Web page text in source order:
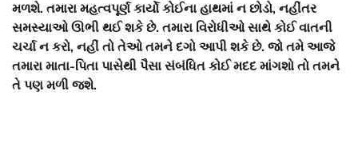
મળશે. તમારા મહત્વપૂર્ણ કાર્યો કોઈના હાથમાં ન છોડો, નહીંતર
સમસ્યાઓ ઊભી થઈ શકે છે. તમારા વિરોધીઓ સાથે કોઈ વાતની
ચર્ચા ન કરો, નહીં તો તેઓ તમને દગો આપી શકે છે. જો તમે આજે
તમારા માતા-પિતા પાસેથી પૈસા સંબંધિત કોઈ મદદ માંગશો તો તમને
તે પણ મળી જશે.